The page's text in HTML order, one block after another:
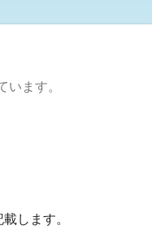
います。
します。